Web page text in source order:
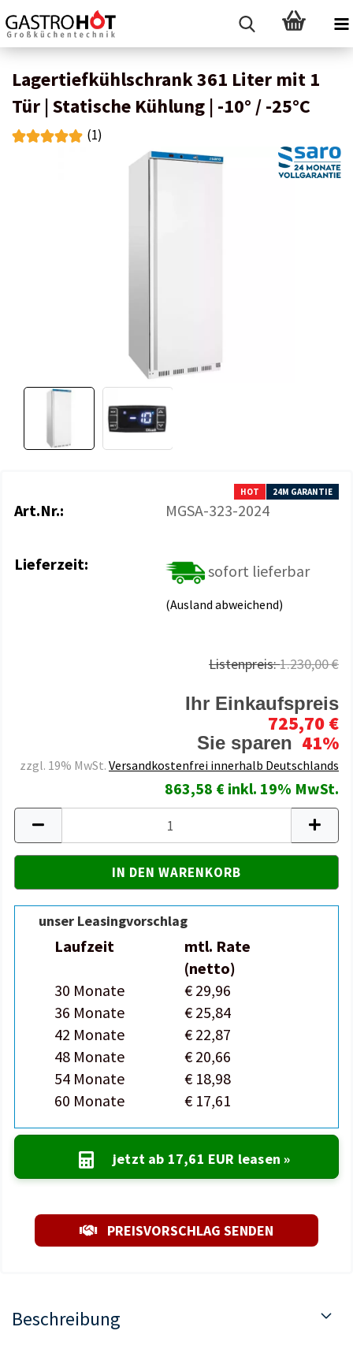
Lagertiefkühlschrank 361 Liter mit 1
Tür | Statische Kühlung | -10° / -25°C
(1)
HOT 24M GARANTIE
Art.Nr.: MGSA-323-2024
Lieferzeit: sofort lieferbar
(Ausland abweichend)
Listenpreis:1.230,00 €
Ihr Einkaufspreis
725,70 €
Sie sparen 41%
zzgl. 19% MwSt. Versandkostenfrei innerhalb Deutschlands
863,58 € inkl. 19% MwSt.
unser Leasingvorschlag
Laufzeit
mtl. Rate
(netto)
30 Monate
€ 29,96
36 Monate
€ 25,84
42 Monate
€ 22,87
48 Monate
€ 20,66
54 Monate
€ 18,98
60 Monate
€ 17,61
jetzt ab 17,61 EUR leasen »
PREISVORSCHLAG SENDEN
Beschreibung